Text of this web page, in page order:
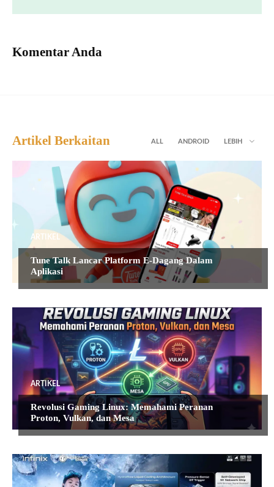
Komentar Anda
Artikel Berkaitan ALL ANDROID LEBIH
ARTIKEL
Tune Talk Lancar Platform E-Dagang Dalam
Aplikasi
ARTIKEL
Revolusi Gaming Linux: Memahami Peranan
Proton, Vulkan, dan Mesa